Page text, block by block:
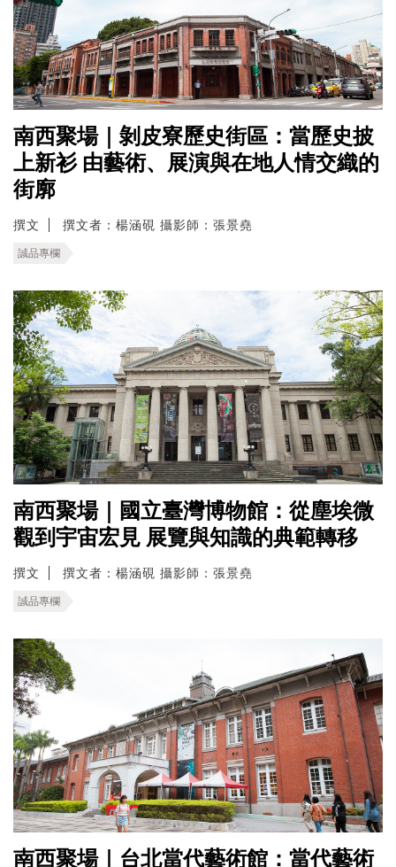
南西聚場｜剝皮寮歷史街區：當歷史披
上新衫 由藝術、展演與在地人情交織的
街廓
撰文 撰文者：楊涵硯 攝影師：張景堯
誠品專欄
南西聚場｜國立臺灣博物館：從塵埃微
觀到宇宙宏見 展覽與知識的典範轉移
撰文 撰文者：楊涵硯 攝影師：張景堯
誠品專欄
南西聚場｜台北當代藝術館：當代藝術